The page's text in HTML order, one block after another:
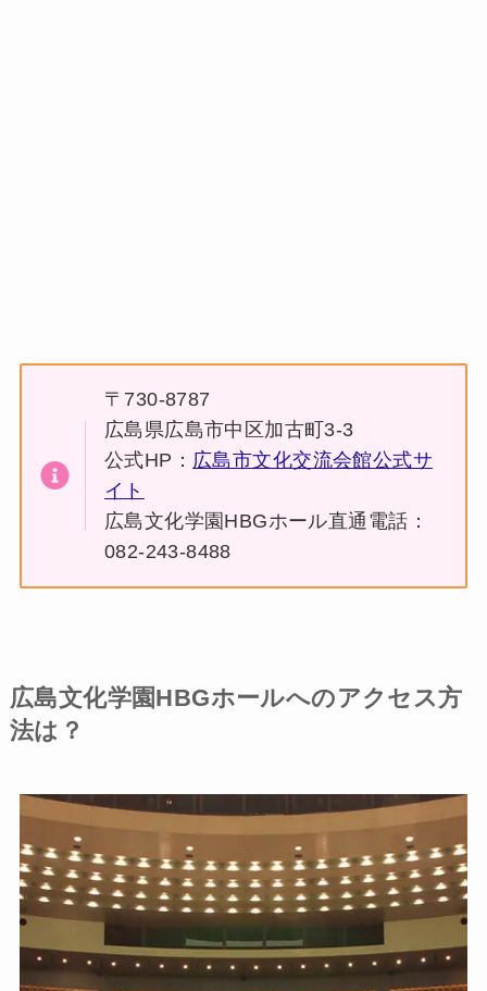
〒730-8787
広島県広島市中区加古町3-3
公式HP： 広島市文化交流会館公式サ
イト
広島文化学園HBGホール直通電話：
082-243-8488
広島文化学園HBGホールへのアクセス方
法は？